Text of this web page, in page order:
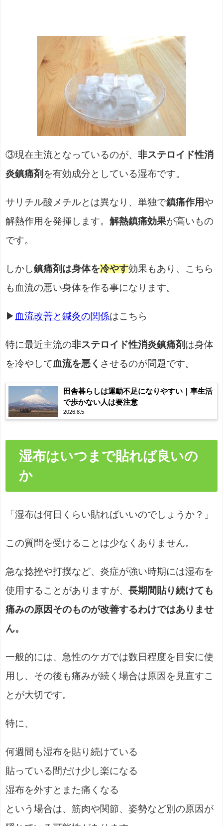
③現在主流となっているのが、 非ステロイド性消
炎鎮痛剤 を有効成分としている湿布です。
サリチル酸メチルとは異なり、単独で鎮痛作用や
解熱作用を発揮します。 解熱鎮痛効果が高いもの
です。
しかし鎮痛剤は身体を冷やす効果もあり、こちら
も血流の悪い身体を作る事になります。
▶ 血流改善と鍼灸の関係はこちら
特に最近主流の非ステロイド性消炎鎮痛剤 は身体
を冷やして 血流を悪く させるのが問題です。
田舎暮らしは運動不足になりやすい｜車生活
で歩かない人は要注意
2026.8.5
湿布はいつまで貼れば良いの
か
「湿布は何日くらい貼ればいいのでしょうか？」
この質問を受けることは少なくありません。
急な捻挫や打撲など、炎症が強い時期には湿布を
使用することがありますが、 長期間貼り続けても
痛みの原因そのものが改善するわけではありませ
ん。
一般的には、急性のケガでは数日程度を目安に使
用し、その後も痛みが続く場合は原因を見直すこ
とが大切です。
特に、
何週間も湿布を貼り続けている
貼っている間だけ少し楽になる
湿布を外すとまた痛くなる
という場合は、筋肉や関節、姿勢など別の原因が